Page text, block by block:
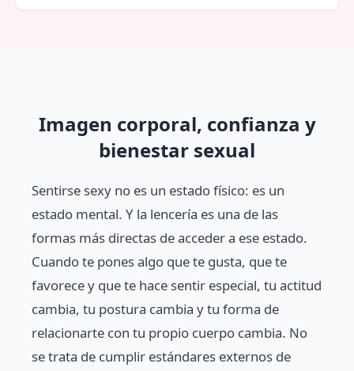
Imagen corporal, confianza y
bienestar sexual
Sentirse sexy no es un estado físico: es un
estado mental. Y la lencería es una de las
formas más directas de acceder a ese estado.
Cuando te pones algo que te gusta, que te
favorece y que te hace sentir especial, tu actitud
cambia, tu postura cambia y tu forma de
relacionarte con tu propio cuerpo cambia. No
se trata de cumplir estándares externos de